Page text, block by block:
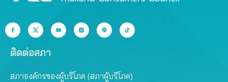
ติดต่อสภา
สภาองค์กรของผู้บริโภค (สภาผู้บริโภค)